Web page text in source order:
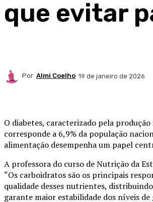
que evitar
Por Almi Coelho 19 de janeiro de 2026
O diabetes, caracterizado pela
corresponde a 6,9% da população
alimentação desempenha um papel
A professora do curso de Nutrição da
“Os carboidratos são os principais
qualidade desses nutrientes,
garante maior estabilidade dos níveis de